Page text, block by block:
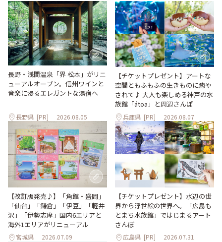
長野・浅間温泉「界 松本」がリニ
ューアルオープン。信州ワインと
音楽に浸るエレガントな湯宿へ
長野県 [PR] 2026.08.05
【チケットプレゼント】アートな
空間ともふもふの生きものに癒や
されて♪ 大人も楽しめる神戸の水
族館「átoa」と周辺さんぽ
兵庫県 [PR] 2026.08.07
【改訂版発売♪】「角館・盛岡」
「仙台」「鎌倉」「伊豆」「軽井
沢」「伊勢志摩」国内6エリアと
海外1エリアがリニューアル
宮城県 2026.07.09
【チケットプレゼント】水辺の世
界から浮世絵の世界へ。「広島も
とまち水族館」ではじまるアート
さんぽ
広島県 [PR] 2026.07.31